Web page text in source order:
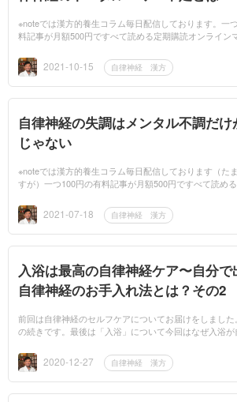
※noteでは漢方的養生コラム毎日配信しております。一
料記事が月額500円ですべて読める定期購読オンライン
は特別特典として...
2021-10-15 自律神経 漢方
自律神経の失調はメンタル不調だけ
じゃない
※noteでは漢方的養生コラム毎日配信しております（た
すが）一つ100円の有料記事が月額500円ですべて読める
す。☆定期購読の方...
2021-07-18 自律神経 漢方
入浴は最高の自律神経ケア〜自分で
自律神経のお手入れ法とは？その2
前回は自律神経のセルフケアについてお届けをしました
の続きです。最後は「入浴」について今回はなぜ入浴が
リンク...2020-12-27 自律神経 漢方